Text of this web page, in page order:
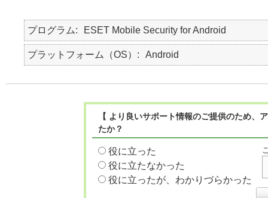
プログラム ESET Mobile Security for Android
プラットフォーム（OS） Android
【 より良いサポート情報のご提供のため
たか？
役に立った
役に立たなかった
役に立ったが、わかりづらかった